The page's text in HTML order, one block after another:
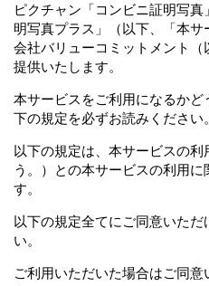
ピクチャン「コンビニ証明写
明写真プラス」（以下、「本
会社バリューコミットメント
提供いたします。
本サービスをご利用になるか
下の規定を必ずお読みください。
以下の規定は、本サービスの
う。）との本サービスの利用
す。
以下の規定全てにご同意いた
い。
ご利用いただいた場合はご同